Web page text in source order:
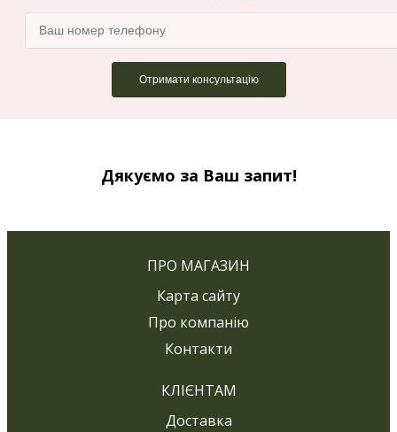
Дякуємо за Ваш запит!
ПРО МАГАЗИН
Карта сайту
Про компанію
Контакти
КЛІЄНТАМ
Доставка